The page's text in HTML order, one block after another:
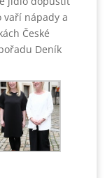
vaří nápady a
České
Deník